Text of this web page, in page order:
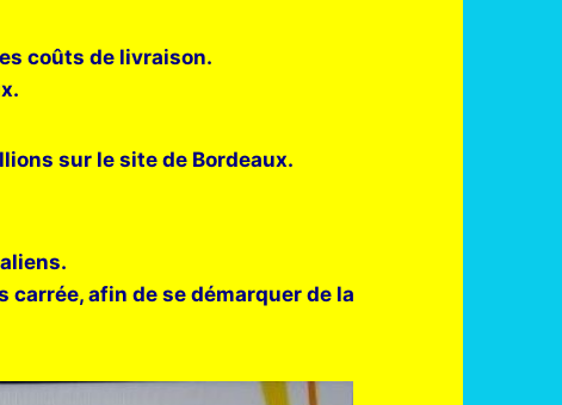
coûts de livraison.
sur le site de Bordeaux.
carrée, afin de se démarquer de la